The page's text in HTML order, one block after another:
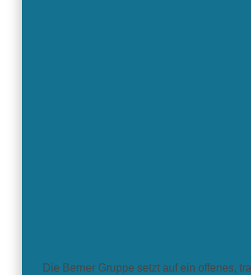
Die Berner Gruppe setzt auf ein offenes,